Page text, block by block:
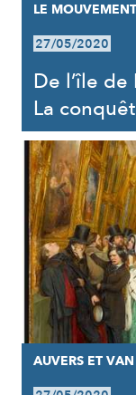
LE
27/05/2020
De l’île
La
AUVERS ET